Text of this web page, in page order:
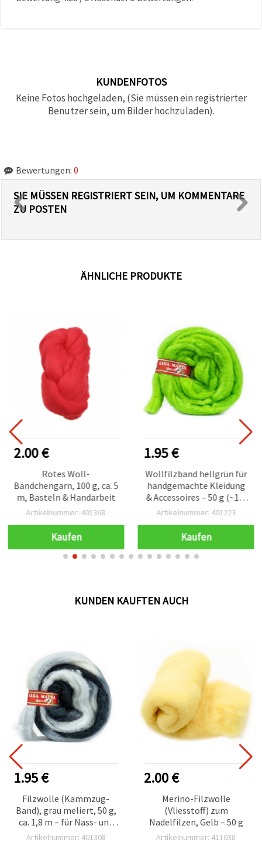
KUNDENFOTOS
Keine Fotos hochgeladen, (Sie müssen ein registrierter
Benutzer sein, um Bilder hochzuladen).
Bewertungen: 0
SIE MÜSSEN REGISTRIERT SEIN, UM KOMMENTARE
ZU POSTEN
ÄHNLICHE PRODUKTE
2.00 €
Rotes Woll-
Bändchengarn, 100 g, ca. 5
m, Basteln & Handarbeit
Artikelnummer: 401368
Kaufen
1.95 €
Wollfilzband hellgrün für
handgemachte Kleidung
& Accessoires – 50 g (~1,8
m)
Artikelnummer: 401223
Kaufen
KUNDEN KAUFTEN AUCH
1.95 €
Filzwolle (Kammzug-
Band), grau meliert, 50 g,
ca. 1,8 m – für Nass- und
Trockenfilzen,
Artikelnummer: 401308
2.00 €
Merino-Filzwolle
(Vliesstoff) zum
Nadelfilzen, Gelb – 50 g
Artikelnummer: 411038